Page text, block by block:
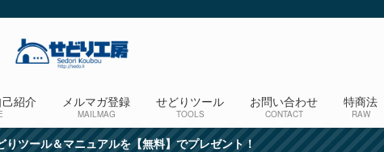
紹介 メルマガ登録
MAILMAG
せどりツール
TOOLS
お問い合わせ
CONTACT
特商法
RAW
りツール＆マニュアルを【無料】でプレゼント！